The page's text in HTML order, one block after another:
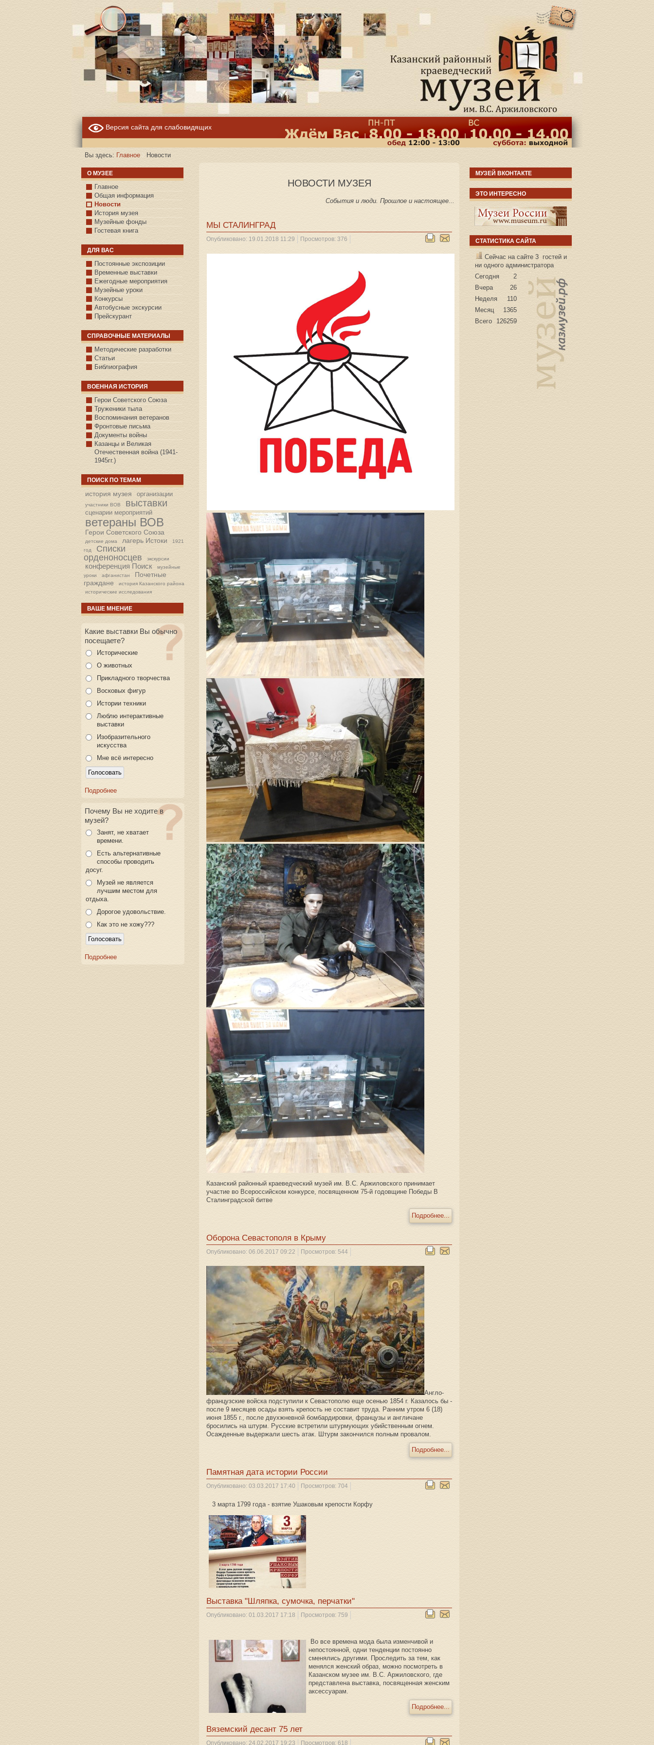
Версия сайта для слабовидящих
Вы здесь: Главное Новости
О МУЗЕЕ
Главное
Общая информация
Новости
История музея
Музейные фонды
Гостевая книга
ДЛЯ ВАС
Постоянные экспозиции
Временные выставки
Ежегодные мероприятия
Музейные уроки
Конкурсы
Автобусные экскурсии
Прейскурант
СПРАВОЧНЫЕ МАТЕРИАЛЫ
Методические разработки
Статьи
Библиография
ВОЕННАЯ ИСТОРИЯ
С.КАЗАНСКОЕ
Герои Советского Союза
Труженики тыла
Воспоминания ветеранов
Фронтовые письма
Документы войны
Казанцы и Великая
Отечественная война (1941-
1945гг.)
ПОИСК ПО ТЕМАМ
история музея организации
участники ВОВ выставки
сценарии мероприятий
ветераны ВОВ
Герои Советского Союза
детские дома лагерь Истоки
1921
год
Списки
орденоносцев
экскурсии
конференция Поиск
музейные
уроки
афганистан
Почетные
граждане
история Казанского района
исторические исследования
ВАШЕ МНЕНИЕ
Какие выставки Вы обычно
посещаете?
Исторические
О животных
Прикладного творчества
Восковых фигур
Истории техники
Люблю интерактивные
выставки
Изобразительного
искусства
Мне всё интересно
Подробнее
Почему Вы не ходите в
музей?
Занят, не хватает
времени.
Есть альтернативные
способы проводить
досуг.
Музей не является
лучшим местом для
отдыха.
Дорогое удовольствие.
Как это не хожу???
Подробнее
НОВОСТИ МУЗЕЯ
События и люди. Прошлое и настоящее...
МЫ СТАЛИНГРАД
Опубликовано: 19.01.2018 11:29 Просмотров: 376
Казанский районный краеведческий музей им. В.С. Аржиловского принимает
участие во Всероссийском конкурсе, посвященном 75-й годовщине Победы В
Сталинградской битве
Подробнее...
Оборона Севастополя в Крыму
Опубликовано: 06.06.2017 09:22 Просмотров: 544
Англо-
французские войска подступили к Севастополю еще осенью 1854 г. Казалось бы -
после 9 месяцев осады взять крепость не составит труда. Ранним утром 6 (18)
июня 1855 г., после двухжневной бомбардировки, французы и англичане
бросились на штурм. Русские встретили штурмующих убийственным огнем.
Осажденные выдержали шесть атак. Штурм закончился полным провалом.
Подробнее...
Памятная дата истории России
Опубликовано: 03.03.2017 17:40 Просмотров: 704
3 марта 1799 года - взятие Ушаковым крепости Корфу
Выставка "Шляпка, сумочка, перчатки"
Опубликовано: 01.03.2017 17:18 Просмотров: 759
Во все времена мода была изменчивой и
непостоянной, одни тенденции постоянно
сменялись другими. Проследить за тем, как
менялся женский образ, можно посмотреть в
Казанском музее им. В.С. Аржиловского, где
представлена выставка, посвященная женским
аксессуарам.
Подробнее...
Вяземский десант 75 лет
Опубликовано: 24.02.2017 19:23 Просмотров: 618
МУЗЕЙ ВКОНТАКТЕ
ЭТО ИНТЕРЕСНО
СТАТИСТИКА САЙТА
Сейчас на сайте 3 гостей и
ни одного администратора
Сегодня
2
Вчера
26
Неделя
110
Месяц
1365
Всего
126259